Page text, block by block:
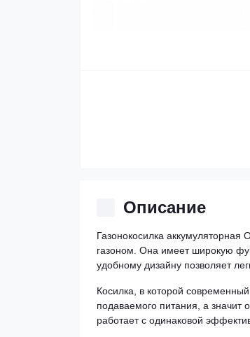
Описание
Газонокосилка
газоном. Она имеет широкую
удобному дизайну позволяет
Косилка, в которой
подаваемого питания, а значит
работает с одинаковой